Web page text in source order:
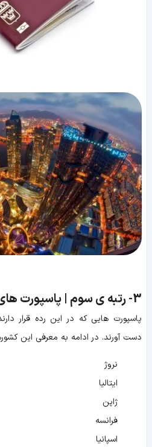
3- رتبه ی سوم | پاسپورت
دست آورند. در ادامه به معرفی این
نروژ
ایتالیا
ژاپن
فرانسه
اسپانیا